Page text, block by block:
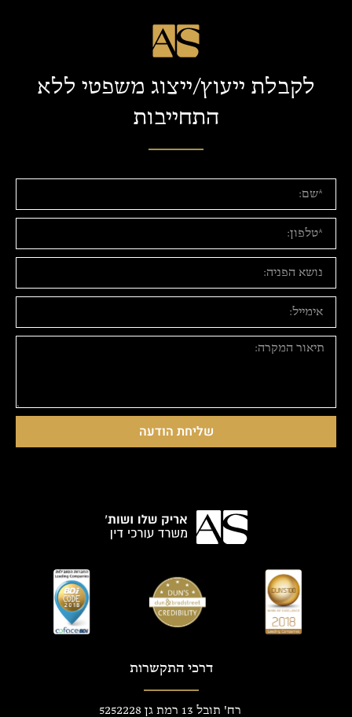
לקבלת ייעוץ/ייצוג משפטי ללא
התחייבות
שליחת הודעה
דרכי התקשרות
רח' תובל 13 רמת גן 5252228